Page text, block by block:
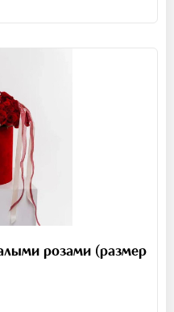
розами (размер